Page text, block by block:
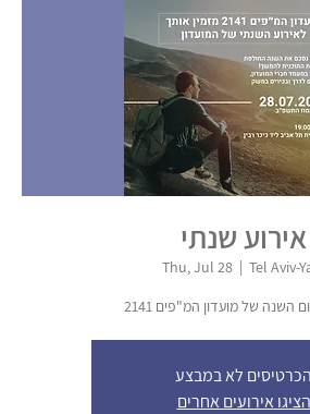
אירוע שנתי
Thu, Jul 28
  |
Tel Aviv-
השנה של מועדון המ"פים 2141
הכרטיסים לא במבצע
הציגו אירועים אחרים